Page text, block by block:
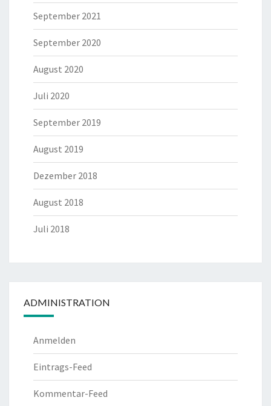
September 2021
September 2020
August 2020
Juli 2020
September 2019
August 2019
Dezember 2018
August 2018
Juli 2018
ADMINISTRATION
Anmelden
Eintrags-Feed
Kommentar-Feed